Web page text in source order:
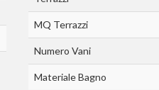
MQ Terrazzi
Numero Vani
Materiale Bagno